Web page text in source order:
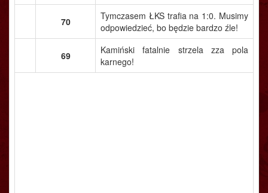
70
Tymczasem ŁKS trafia na 1:0. Musimy
odpowiedzieć, bo będzie bardzo źle!
69
Kamiński fatalnie strzela zza pola
karnego!